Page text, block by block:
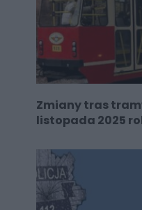
Zmiany tras
listopada 2025